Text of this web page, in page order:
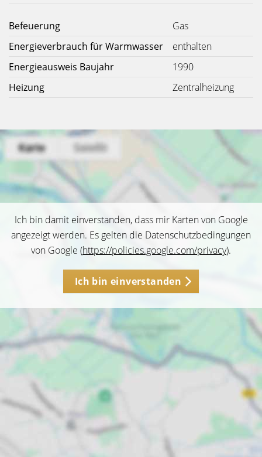
Befeuerung
Gas
Energieverbrauch für Warmwasser
enthalten
Energieausweis Baujahr
1990
Heizung
Zentralheizung
Ich bin damit einverstanden, dass mir Karten von Google
angezeigt werden. Es gelten die Datenschutzbedingungen
von Google (https://policies.google.com/privacy).
Ich bin einverstanden